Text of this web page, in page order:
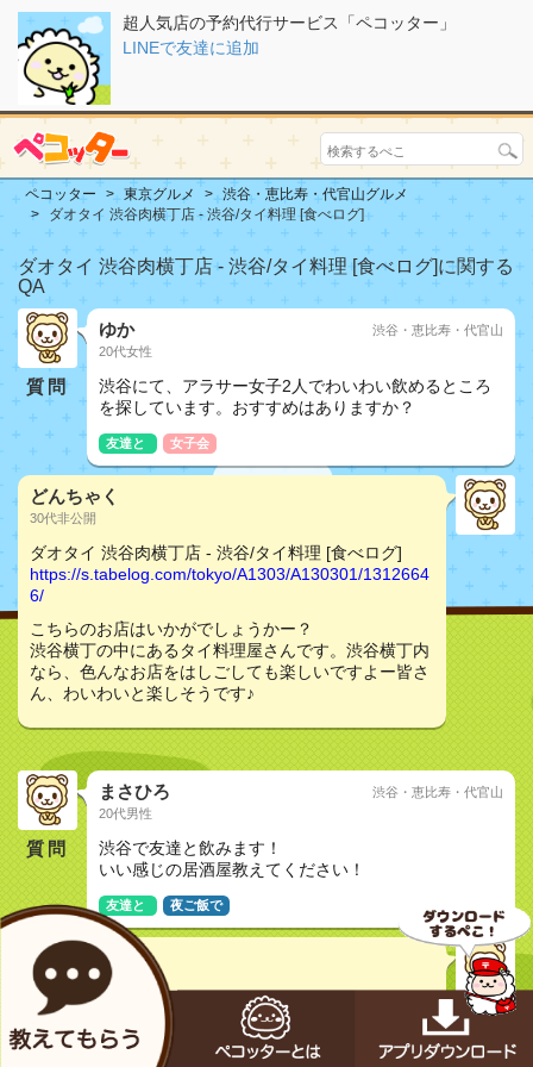
超人気店の予約代行サービス「ペコッター」
LINEで友達に追加
ペコッター 東京グルメ
渋谷・恵比寿・代官山グルメ
ダオタイ 渋谷肉横丁店 - 渋谷/タイ料理 [食べログ]
ダオタイ 渋谷肉横丁店 - 渋谷/タイ料理 [食べログ]に関する
QA
質問
ゆか
20代女性
渋谷・恵比寿・代官山
渋谷にて、アラサー女子2人でわいわい飲めるところ
を探しています。おすすめはありますか？
友達と 女子会
どんちゃく
30代非公開
ダオタイ 渋谷肉横丁店 - 渋谷/タイ料理 [食べログ]
https://s.tabelog.com/tokyo/A1303/A130301/1312664
6/
こちらのお店はいかがでしょうかー？
渋谷横丁の中にあるタイ料理屋さんです。渋谷横丁内
なら、色んなお店をはしごしても楽しいですよー皆さ
ん、わいわいと楽しそうです♪
質問
まさひろ
20代男性
渋谷・恵比寿・代官山
渋谷で友達と飲みます！
いい感じの居酒屋教えてください！
友達と 夜ご飯で
どんちゃく
30代非公開
ダオタイ 渋谷肉横丁店 - 渋谷/タイ料理 [食べログ]
https://s.tabelog.com/tokyo/A1303/A130301/1312664